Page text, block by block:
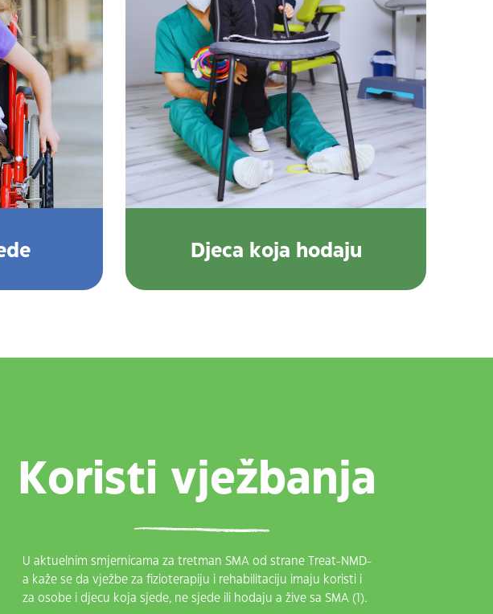
Djeca koja hodaju
Koristi vježbanja
U aktuelnim smjernicama za tretman SMA od strane Treat-NMD-
a kaže se da vježbe za fizioterapiju i rehabilitaciju imaju koristi i
za osobe i djecu koja sjede, ne sjede ili hodaju a žive sa SMA (1).